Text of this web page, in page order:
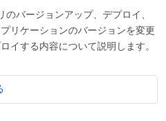
バージョンアップ、デプロイ、
リケーションのバージョンを変更
イする内容について説明します。